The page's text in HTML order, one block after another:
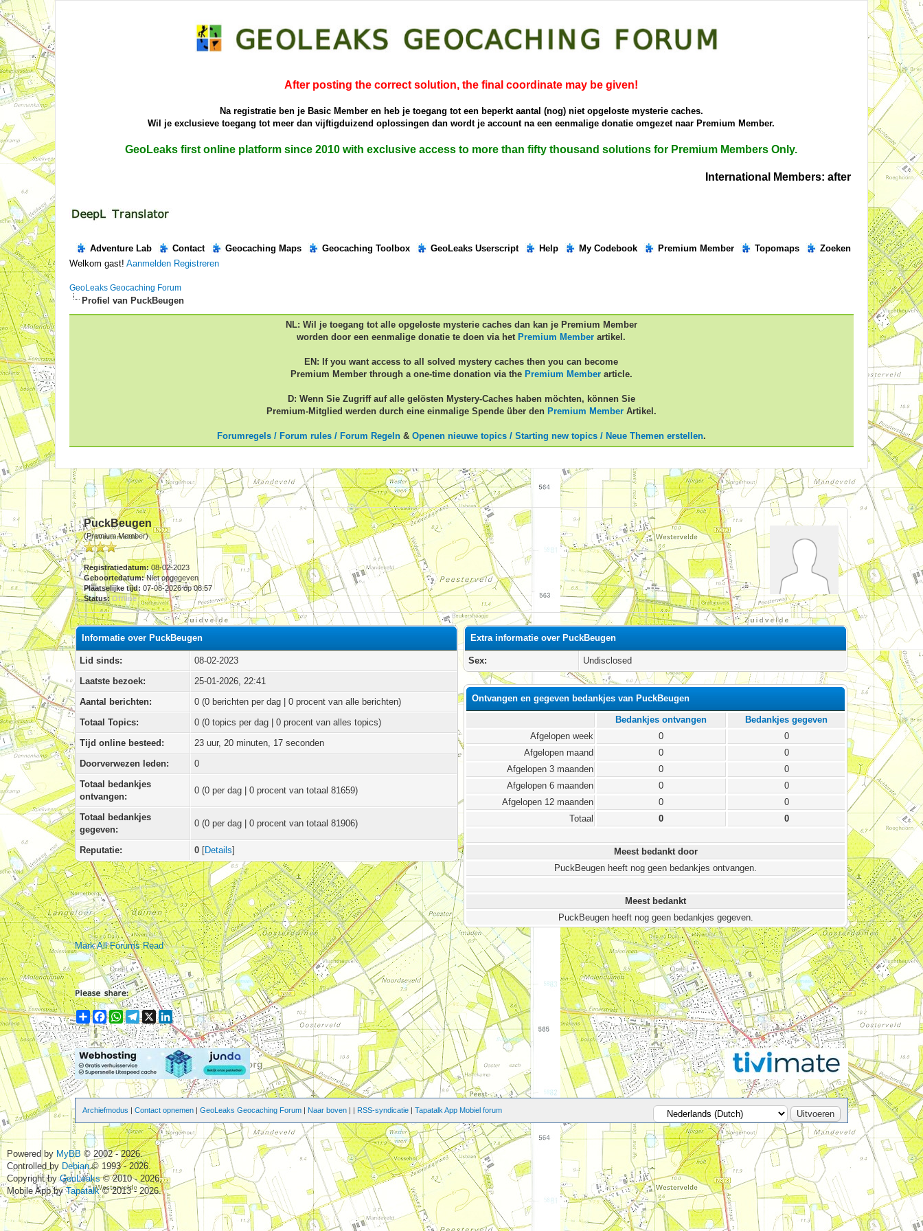
After posting the correct solution, the final coordinate may be given!
Na registratie ben je Basic Member en heb je toegang tot een beperkt aantal (nog) niet opgeloste mysterie caches.
Wil je exclusieve toegang tot meer dan vijftigduizend oplossingen dan wordt je account na een eenmalige donatie omgezet naar Premium Member.
GeoLeaks first online platform since 2010 with exclusive access to more than fifty thousand solutions for Premium Members Only.
International Members: after placing the
Adventure Lab Contact Geocaching Maps Geocaching Toolbox GeoLeaks Userscript Help My Codebook Premium Member Topomaps
Zoeken
Welkom gast! Aanmelden Registreren
GeoLeaks Geocaching Forum
Profiel van PuckBeugen
NL: Wil je toegang tot alle opgeloste mysterie caches dan kan je Premium Member
worden door een eenmalige donatie te doen via het Premium Member artikel.
EN: If you want access to all solved mystery caches then you can become
Premium Member through a one-time donation via the Premium Memberarticle.
D: Wenn Sie Zugriff auf alle gelösten Mystery-Caches haben möchten, können Sie
Premium-Mitglied werden durch eine einmalige Spende über den Premium MemberArtikel.
Forumregels / Forum rules / Forum Regeln& Openen nieuwe topics / Starting new topics / Neue Themen erstellen.
PuckBeugen
(Premium Member)
Registratiedatum:08-02-2023
Geboortedatum:Niet opgegeven
Plaatselijke tijd: 07-08-2026 op 08:57
Status: Offline
Informatie over PuckBeugen
Lid sinds:
08-02-2023
Laatste bezoek:
25-01-2026, 22:41
Aantal berichten:
0 (0 berichten per dag | 0 procent van alle berichten)
Totaal Topics:
0 (0 topics per dag | 0 procent van alles topics)
Tijd online besteed:
23 uur, 20 minuten, 17 seconden
Doorverwezen leden:
0
Totaal bedankjes
ontvangen:
0 (0 per dag | 0 procent van totaal 81659)
Totaal bedankjes
gegeven:
0 (0 per dag | 0 procent van totaal 81906)
Reputatie: 0 [Details]
Extra informatie over PuckBeugen
Sex: Undisclosed
Ontvangen en gegeven bedankjes van PuckBeugen
Bedankjes ontvangen
Bedankjes gegeven
Afgelopen week
0
0
Afgelopen maand
0
0
Afgelopen 3 maanden
0
0
Afgelopen 6 maanden
0
0
Afgelopen 12 maanden
0
0
Totaal
0 0
Meest bedankt door
PuckBeugen heeft nog geen bedankjes ontvangen.
Meest bedankt
PuckBeugen heeft nog geen bedankjes gegeven.
Mark All Forums Read
ShareFacebook
WhatsApp
Telegram
X LinkedIn
Archiefmodus |Contact opnemen |GeoLeaks Geocaching Forum Naar boven RSS-syndicatie |Tapatalk App Mobiel forum
Powered by MyBB © 2002 - 2026.
Controlled by Debian© 1993 - 2026.
Copyright byGeoLeaks© 2010 - 2026.
Mobile App byTapatalk© 2013 - 2026.